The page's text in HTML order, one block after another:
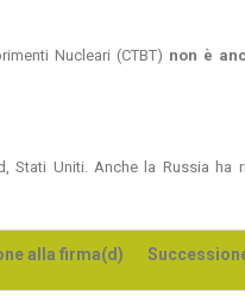
Nucleari (CTBT) non è
Stati Uniti. Anche la Russia ha
alla firma(d)